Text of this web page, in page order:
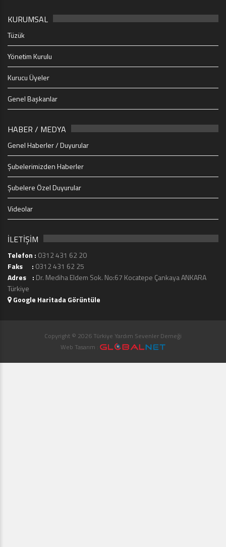
KURUMSAL
Tüzük
Yönetim Kurulu
Kurucu Üyeler
Genel Başkanlar
HABER / MEDYA
Genel Haberler / Duyurular
Şubelerimizden Haberler
Şubelere Özel Duyurular
Videolar
İLETİŞİM
Telefon : 0312 431 62 20
Faks : 0312 431 62 25
Adres : Dr. Mediha Eldem Sok. No:67 Kocatepe Çankaya ANKARA
Türkiye
Google Haritada Görüntüle
Copyright © 2026 Türkiye Yardım Sevenler Derneği
Web Tasarım :